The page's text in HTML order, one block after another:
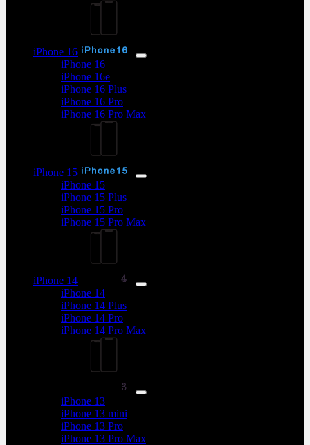
iPhone 16
iPhone 16
iPhone 16e
iPhone 16 Plus
iPhone 16 Pro
iPhone 16 Pro Max
iPhone 15
iPhone 15
iPhone 15 Plus
iPhone 15 Pro
iPhone 15 Pro Max
iPhone 14
iPhone 14
iPhone 14 Plus
iPhone 14 Pro
iPhone 14 Pro Max
iPhone 13
iPhone 13 mini
iPhone 13 Pro
iPhone 13 Pro Max